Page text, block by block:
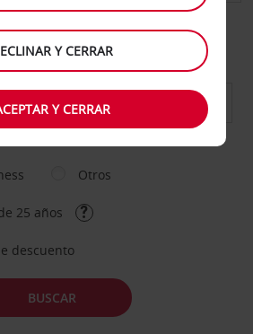
devolución
HASTA
Otros
25 años
descuento
BUSCAR
Y CERRAR
Y CERRAR